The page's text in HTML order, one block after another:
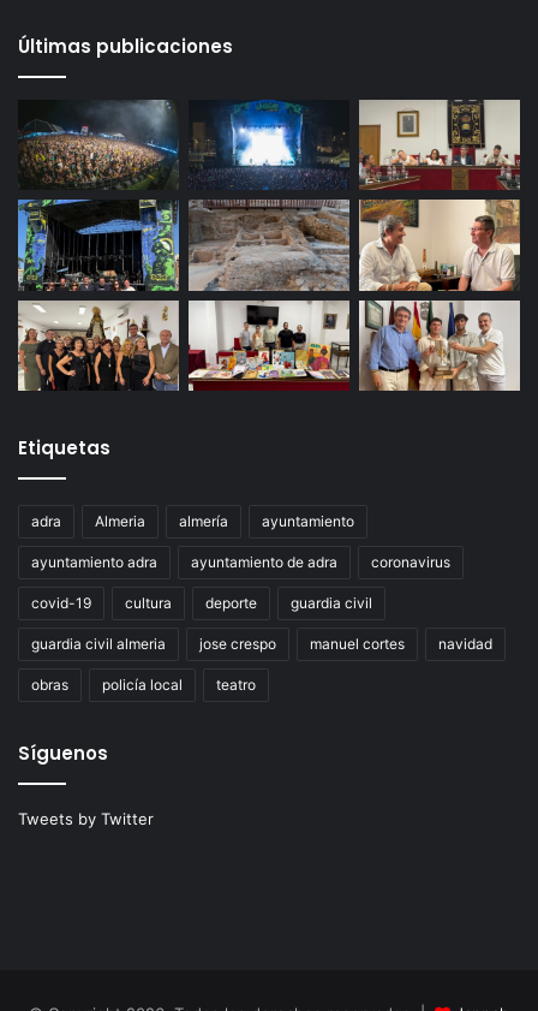
Últimas publicaciones
Etiquetas
adra Almeria almería ayuntamiento
ayuntamiento adra ayuntamiento de adra coronavirus
covid-19 cultura deporte guardia civil
guardia civil almeria jose crespo manuel cortes navidad
obras policía local teatro
Síguenos
Tweets by Twitter